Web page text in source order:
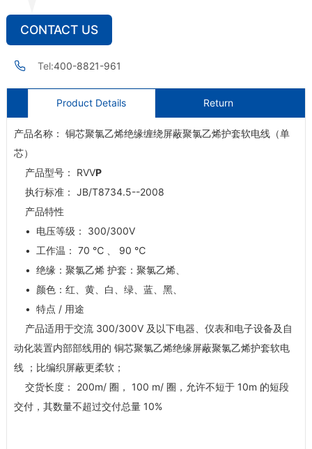
CONTACT US
Tel:400-8821-961
Product Details Return
产品名称： 铜芯聚氯乙烯绝缘缠绕屏蔽聚氯乙烯护套软电线（单
芯）
产品型号： RVVP
执行标准： JB/T8734.5--2008
产品特性
• 电压等级： 300/300V
• 工作温： 70 ℃ 、 90 ℃
• 绝缘：聚氯乙烯 护套：聚氯乙烯、
• 颜色：红、黄、白、绿、蓝、黑、
• 特点 / 用途
产品适用于交流 300/300V 及以下电器、仪表和电子设备及自
动化装置内部部线用的 铜芯聚氯乙烯绝缘屏蔽聚氯乙烯护套软电
线 ；比编织屏蔽更柔软；
交货长度： 200m/ 圈， 100 m/ 圈，允许不短于 10m 的短段
交付，其数量不超过交付总量 10%